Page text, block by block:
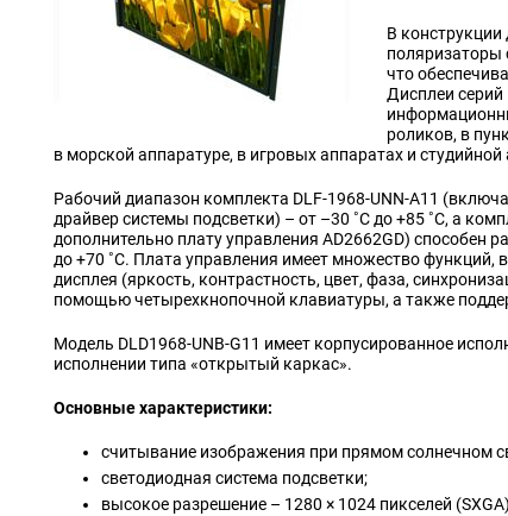
В
что
Дисплеи
роликов, в
в морской аппаратуре, в игровых аппаратах и студийной
Рабочий диапазон комплекта DLF-1968-UNN-A11
драйвер системы подсветки) – от –30 ˚C до +85 ˚C, а
дополнительно плату управления AD2662GD) способен
до +70 ˚C. Плата управления имеет множество функций,
дисплея (яркость, контрастность, цвет, фаза,
помощью четырехкнопочной клавиатуры, а также
Модель DLD1968-UNB-G11 имеет корпусированное
исполнении типа «открытый каркас».
Основные характеристики:
считывание изображения при прямом солнечном
светодиодная система подсветки;
высокое разрешение – 1280 × 1024 пикселей